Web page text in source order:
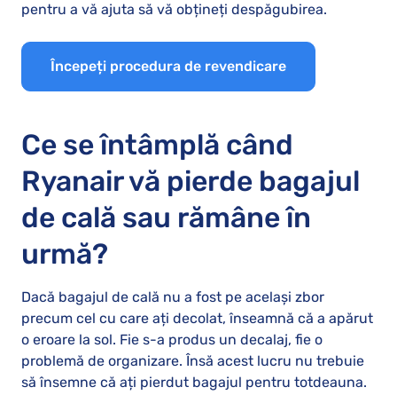
pentru a vă ajuta să vă obțineți despăgubirea.
Începeți procedura de revendicare
Ce se întâmplă când
Ryanair vă pierde bagajul
de cală sau rămâne în
urmă?
Dacă bagajul de cală nu a fost pe același zbor
precum cel cu care ați decolat, înseamnă că a apărut
o eroare la sol. Fie s-a produs un decalaj, fie o
problemă de organizare. Însă acest lucru nu trebuie
să însemne că ați pierdut bagajul pentru totdeauna.